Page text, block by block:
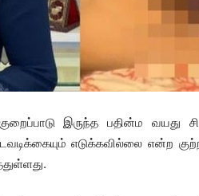
இருந்த பதின்ம வயது
எடுக்கவில்லை என்ற